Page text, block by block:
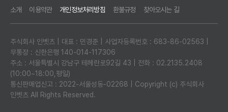
소개 이용약관 개인정보처리방침 환불규정 찾아오시는 길
주식회사 인벳츠 | 대표 : 민경준 | 사업자등록번호 : 683-86-02563 |
무통장 : 신한은행 140-014-117306
주소 : 서울특별시 강남구 테헤란로92길 43 | 전화 : 02.2135.2408
(10:00~18:00,평일)
통신판매업신고 : 2022-서울성동-02268 | Copyright (c) 주식회사
인벳츠 All Rights Reserved.